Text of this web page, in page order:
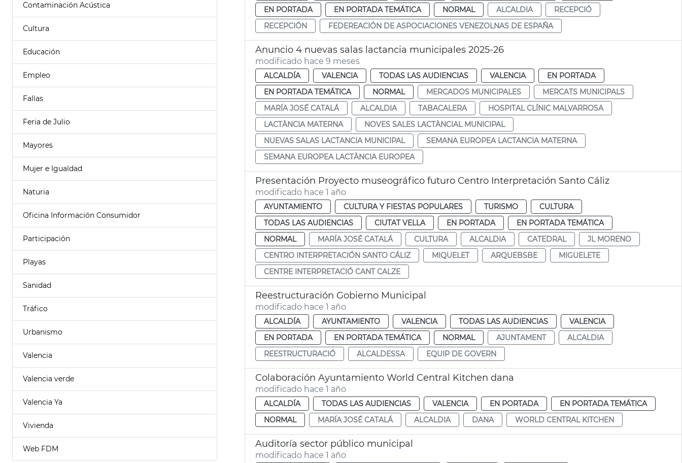
Contaminación Acústica
Cultura
Educación
Empleo
Fallas
Feria de Julio
Mayores
Mujer e Igualdad
Naturia
Oficina Información Consumidor
Participación
Playas
Sanidad
Tráfico
Urbanismo
Valencia
Valencia verde
Valencia Ya
Vivienda
Web FDM
EN PORTADA
EN PORTADA TEMÁTICA NORMAL ALCALDIA
RECEPCIÓ
RECEPCIÓN
FEDEREACIÓN DE ASPOCIACIONES VENEZOLNAS DE ESPAÑA
Anuncio 4 nuevas salas lactancia municipales 2025-26
modificado hace 9 meses
ALCALDÍA VALENCIA TODAS LAS AUDIENCIAS VALENCIA
EN PORTADA
EN PORTADA TEMÁTICA
NORMAL MERCADOS MUNICIPALES
MERCATS MUNICIPALS
MARÍA JOSÉ CATALÁ
ALCALDIA TABACALERA
HOSPITAL CLÍNIC MALVARROSA
LACTÀNCIA MATERNA
NOVES SALES LACTÀNCIAL MUNICIPAL
NUEVAS SALAS LACTANCIA MUNICIPAL
SEMANA EUROPEA LACTANCIA MATERNA
SEMANA EUROPEA LACTÀNCIA EUROPEA
Presentación Proyecto museográfico futuro Centro Interpretación Santo Cáliz
modificado hace 1 año
AYUNTAMIENTO CULTURA Y FIESTAS POPULARES TURISMO
CULTURA
TODAS LAS AUDIENCIAS
CIUTAT VELLA EN PORTADA
EN PORTADA TEMÁTICA
NORMAL
MARÍA JOSÉ CATALÁ CULTURA ALCALDIA CATEDRAL
JL MORENO
CENTRO INTERPRETACIÓN SANTO CÁLIZ
MIQUELET ARQUEBSBE
MIGUELETE
CENTRE INTERPRETACIÓ CANT CALZE
Reestructuración Gobierno Municipal
modificado hace 1 año
ALCALDÍA AYUNTAMIENTO VALENCIA TODAS LAS AUDIENCIAS
VALENCIA
EN PORTADA
EN PORTADA TEMÁTICA NORMAL AJUNTAMENT
ALCALDIA
REESTRUCTURACIÓ
ALCALDESSA EQUIP DE GOVERN
Colaboración Ayuntamiento World Central Kitchen dana
modificado hace 1 año
ALCALDÍA TODAS LAS AUDIENCIAS VALENCIA EN PORTADA
EN PORTADA TEMÁTICA
NORMAL
MARÍA JOSÉ CATALÁ ALCALDIA DANA WORLD CENTRAL KITCHEN
Auditoría sector público municipal
modificado hace 1 año